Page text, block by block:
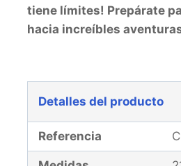
tiene límites! Prepárate
hacia increíbles
Detalles del producto
Referencia